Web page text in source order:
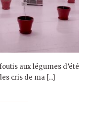
aux légumes d’été
cris de ma […]